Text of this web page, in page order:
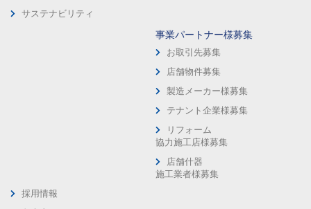
サステナビリティ
事業パートナー様募集
お取引先募集
店舗物件募集
製造メーカー様募集
テナント企業様募集
リフォーム
協力施工店様募集
店舗什器
施工業者様募集
採用情報